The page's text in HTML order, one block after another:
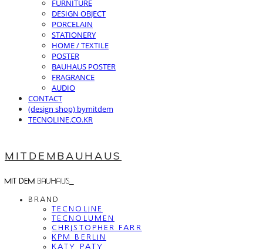
FURNITURE
DESIGN OBJECT
PORCELAIN
STATIONERY
HOME / TEXTILE
POSTER
BAUHAUS POSTER
FRAGRANCE
AUDIO
CONTACT
(design shop) bymitdem
TECNOLINE.CO.KR
MITDEMBAUHAUS
BRAND
TECNOLINE
TECNOLUMEN
CHRISTOPHER FARR
KPM BERLIN
KATY PATY